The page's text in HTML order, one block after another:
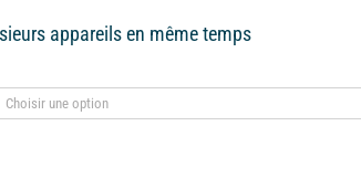
appareils en même temps